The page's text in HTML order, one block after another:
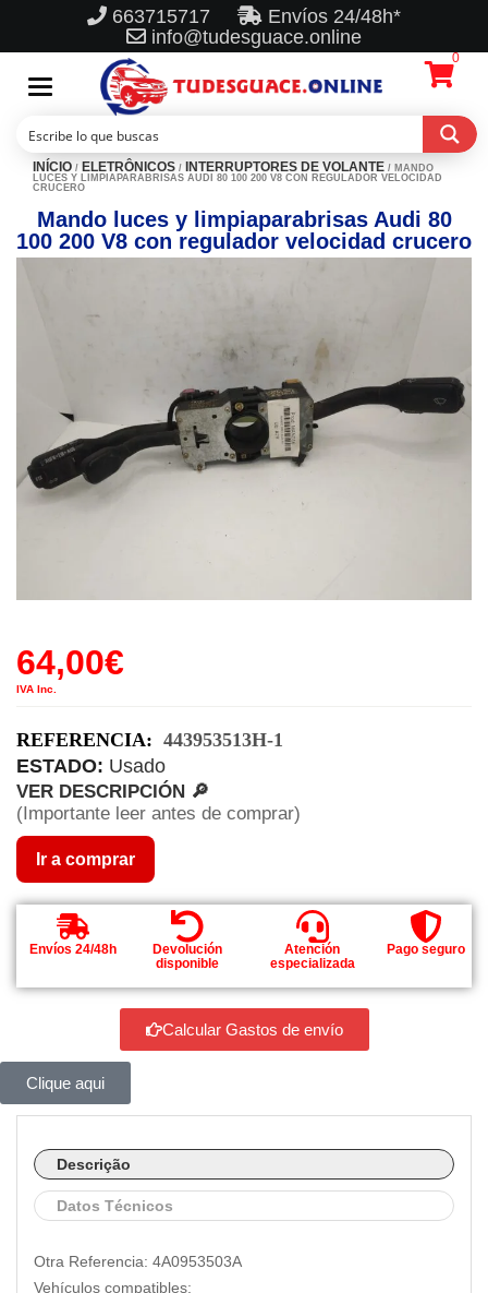
663715717
Envíos 24/48h*
info@tudesguace.online
Toggle
navigation
0
INÍCIO / ELETRÔNICOS / INTERRUPTORES DE VOLANTE / MANDO
LUCES Y LIMPIAPARABRISAS AUDI 80 100 200 V8 CON REGULADOR VELOCIDAD
CRUCERO
Mando luces y limpiaparabrisas Audi 80
100 200 V8 con regulador velocidad crucero
64,00€
IVA Inc.
REFERENCIA: 443953513H-1
ESTADO: Usado
VER DESCRIPCIÓN 🔎
(Importante leer antes de comprar)
Ir a comprar
Envíos 24/48h
Devolución
disponible
Atención
especializada
Pago seguro
Calcular Gastos de envío
Clique aqui
Descrição
Datos Técnicos
Otra Referencia: 4A0953503A
Vehículos compatibles: